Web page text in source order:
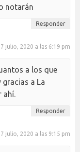
notarán
Responder
7 julio, 2020 a las 6:19 pm
a los que
gracias a La
ahí.
Responder
7 julio, 2020 a las 9:15 pm